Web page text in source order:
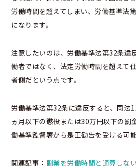
労働時間を超えてしまい、労働基準法
になります。
注意したいのは、労働基準法第32条違
働者ではなく、法定労働時間を超えて
者側だという点です。
労働基準法第32条に違反すると、同法
ヵ月以下の懲役または30万円以下の罰
働基準監督署から是正勧告を受ける可能
関連記事： 副業を労働時間と通算しな